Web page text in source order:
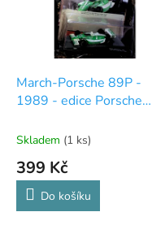
March-Porsche 89P -
1989 - edice Porsche
Skladem (1 ks)
399 Kč
Do košíku